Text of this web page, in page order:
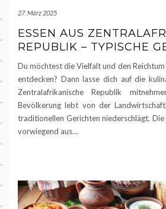
27. März 2025
ESSEN AUS
REPUBLIK – TYPISCHE
Du möchtest die Vielfalt und den
entdecken? Dann lasse dich auf die
Zentralafrikanische Republik
Bevölkerung lebt von der
traditionellen Gerichten niederschlägt.
vorwiegend aus…